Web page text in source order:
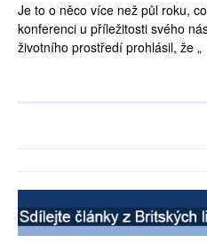
Je to o něco více než půl roku,
konferenci u příležitosti svého
životního prostředí prohlásil, že „